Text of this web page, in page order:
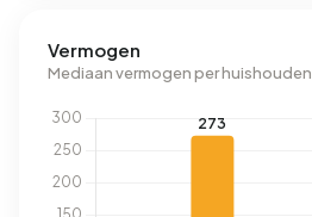
Vermogen
Mediaan vermogen per huishouden